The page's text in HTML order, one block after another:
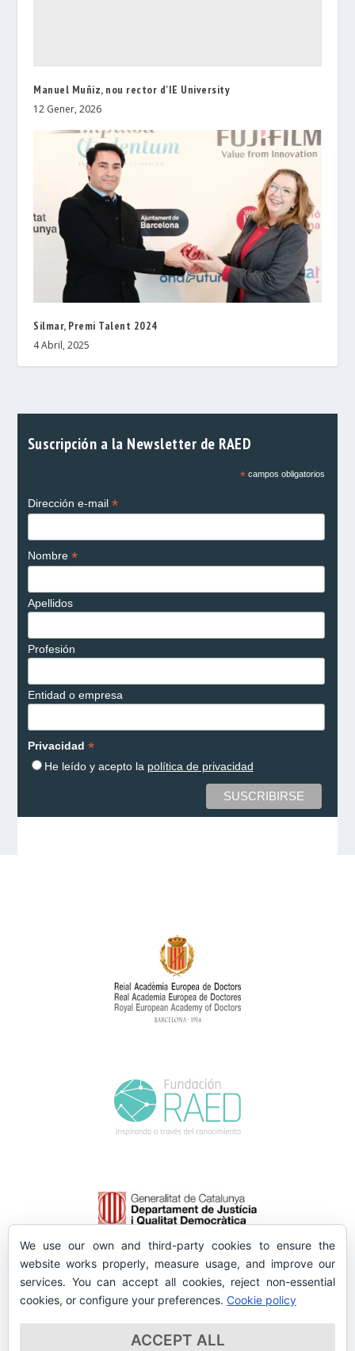
Manuel Muñiz, nou rector d’IE University
12 Gener, 2026
Silmar, Premi Talent 2024
4 Abril, 2025
Suscripción a la Newsletter de RAED
*campos obligatorios
Dirección e-mail *
Nombre *
Apellidos
Profesión
Entidad o empresa
Privacidad *
He leído y acepto la política de privacidad
We use our own and third-party cookies to ensure the
website works properly, measure usage, and improve our
services. You can accept all cookies, reject non-essential
cookies, or configure your preferences. Cookie policy
ACCEPT ALL